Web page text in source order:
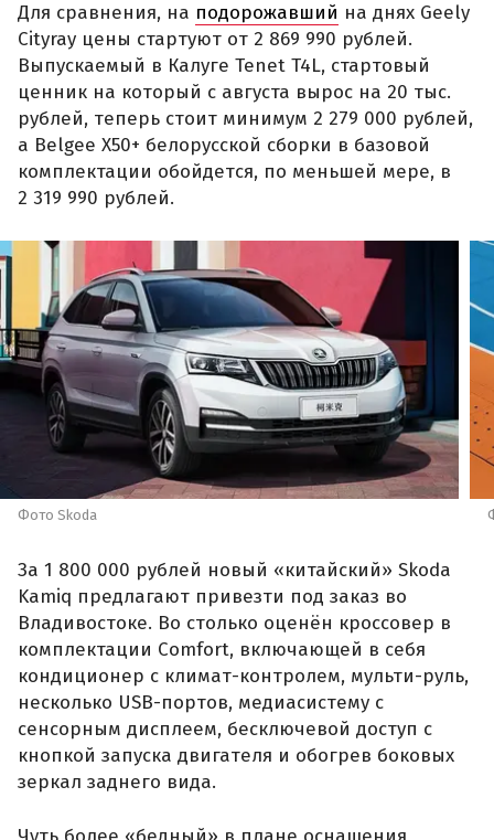
Для сравнения, на подорожавший на днях Geely
Cityray цены стартуют от 2 869 990 рублей.
Выпускаемый в Калуге Tenet T4L, стартовый
ценник на который с августа вырос на 20 тыс.
рублей, теперь стоит минимум 2 279 000 рублей,
а Belgee X50+ белорусской сборки в базовой
комплектации обойдется, по меньшей мере, в
2 319 990 рублей.
Фото Skoda
За 1 800 000 рублей новый «китайский» Skoda
Kamiq предлагают привезти под заказ во
Владивостоке. Во столько оценён кроссовер в
комплектации Comfort, включающей в себя
кондиционер с климат-контролем, мульти-руль,
несколько USB-портов, медиасистему с
сенсорным дисплеем, бесключевой доступ с
кнопкой запуска двигателя и обогрев боковых
зеркал заднего вида.